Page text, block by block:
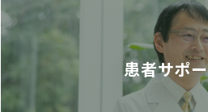
患者サポ